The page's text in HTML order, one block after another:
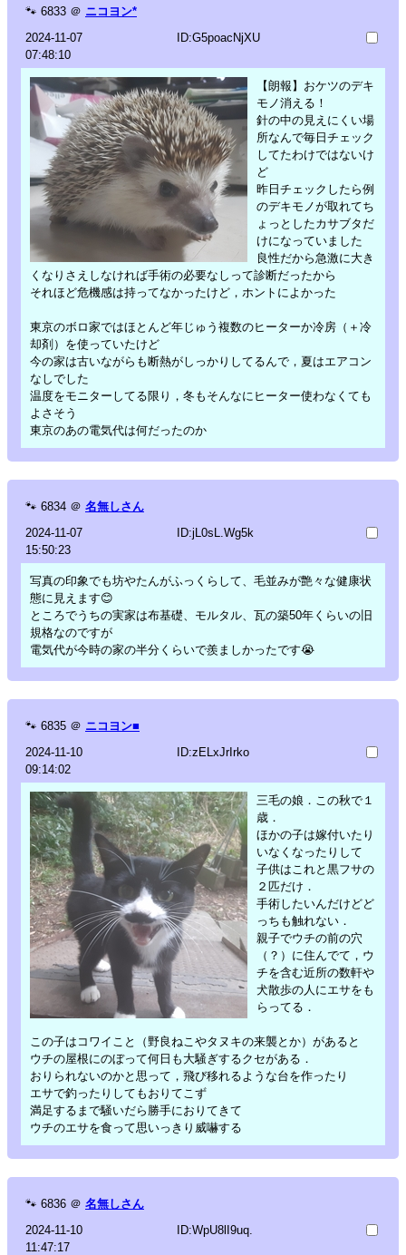
🐾 6833 ＠ ニコヨン*
2024-11-07
07:48:10
ID:G5poacNjXU
【朗報】おケツのデキ
モノ消える！
針の中の見えにくい場
所なんで毎日チェック
してたわけではないけ
ど
昨日チェックしたら例
のデキモノが取れてち
ょっとしたカサブタだ
けになっていました
良性だから急激に大き
くなりさえしなければ手術の必要なしって診断だったから
それほど危機感は持ってなかったけど，ホントによかった
東京のボロ家ではほとんど年じゅう複数のヒーターか冷房（＋冷
却剤）を使っていたけど
今の家は古いながらも断熱がしっかりしてるんで，夏はエアコン
なしでした
温度をモニターしてる限り，冬もそんなにヒーター使わなくても
よさそう
東京のあの電気代は何だったのか
🐾 6834 ＠ 名無しさん
2024-11-07
15:50:23
ID:jL0sL.Wg5k
写真の印象でも坊やたんがふっくらして、毛並みが艶々な健康状
態に見えます😊
ところでうちの実家は布基礎、モルタル、瓦の築50年くらいの旧
規格なのですが
電気代が今時の家の半分くらいで羨ましかったです😭
🐾 6835 ＠ ニコヨン■
2024-11-10
09:14:02
ID:zELxJrIrko
三毛の娘．この秋で１
歳．
ほかの子は嫁付いたり
いなくなったりして
子供はこれと黒フサの
２匹だけ．
手術したいんだけどど
っちも触れない．
親子でウチの前の穴
（？）に住んでて，ウ
チを含む近所の数軒や
犬散歩の人にエサをも
らってる．
この子はコワイこと（野良ねこやタヌキの来襲とか）があると
ウチの屋根にのぼって何日も大騒ぎするクセがある．
おりられないのかと思って，飛び移れるような台を作ったり
エサで釣ったりしてもおりてこず
満足するまで騒いだら勝手におりてきて
ウチのエサを食って思いっきり威嚇する
🐾 6836 ＠ 名無しさん
2024-11-10
11:47:17
ID:WpU8lI9uq.